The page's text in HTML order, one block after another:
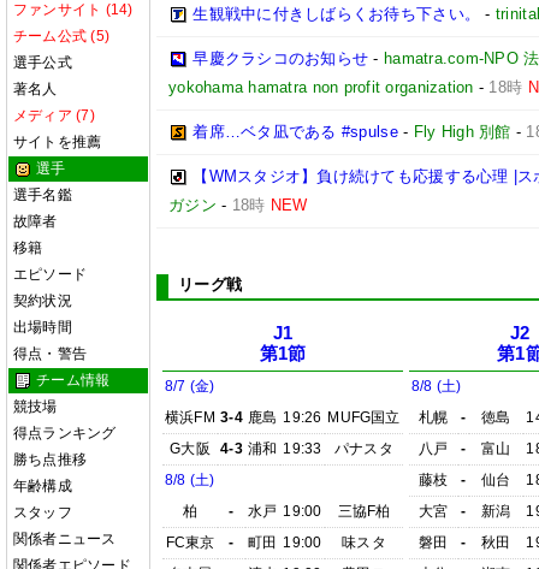
ファンサイト (14)
チーム公式 (5)
選手公式
著名人
メディア (7)
サイトを推薦
選手
選手名鑑
故障者
移籍
エピソード
契約状況
出場時間
得点・警告
チーム情報
競技場
得点ランキング
勝ち点推移
年齢構成
スタッフ
関係者ニュース
関係者エピソード
生観戦中に付きしばらくお待ち下さい。 -
早慶クラシコのお知らせ - hamatra.com-NPO
yokohama hamatra non profit organization - 18時
着席…ベタ凪である #spulse- Fly High 別館 -
【WMスタジオ】負け続けても応援する心理 |
ガジン - 18時 NEW
リーグ戦
J1
第1節
8/7 (金)
横浜FM 3-4 鹿島 19:26 MUFG国立
G大阪
4-3 浦和 19:33
パナスタ
8/8 (土)
柏
- 水戸 19:00
三協F柏
FC東京
- 町田 19:00
味スタ
J2
第1
8/8 (土)
札幌
- 徳島
八戸
- 富山
藤枝
- 仙台
大宮
- 新潟
磐田
- 秋田